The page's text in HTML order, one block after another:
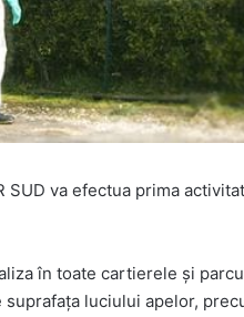
SUD va efectua prima
în toate cartierele și
luciului apelor,